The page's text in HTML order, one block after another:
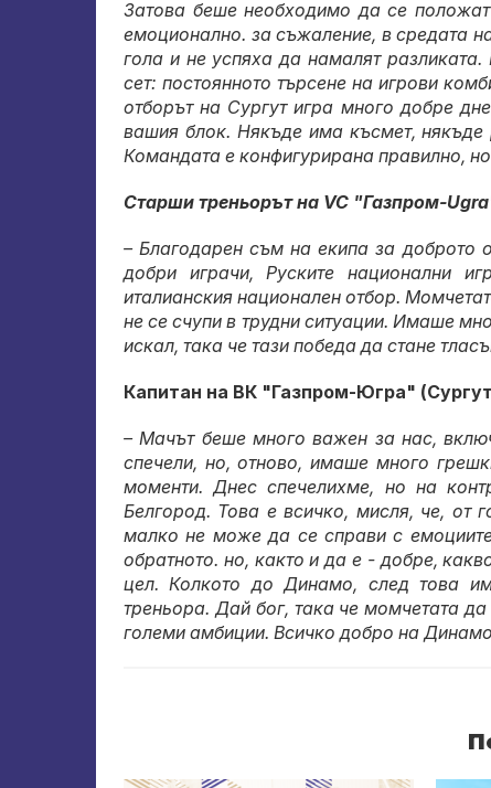
Затова беше необходимо да се
емоционално. за съжаление, в средата
гола и не успяха да намалят
сет: постоянното търсене на игрови
отборът на Сургут игра много добре
вашия блок. Някъде има късмет, някъде
Командата е конфигурирана правилно,
Старши треньорът на VC "Газпром-
– Благодарен съм на екипа за доброто
добри играчи, Руските национални
италианския национален отбор.
не се счупи в трудни ситуации. Имаше
искал, така че тази победа да стане
Капитан на ВК "Газпром-Югра"
– Мачът беше много важен за нас,
спечели, но, отново, имаше много
моменти. Днес спечелихме, но на
Белгород. Това е всичко, мисля, че, от
малко не може да се справи с
обратното. но, както и да е - добре,
цел. Колкото до Динамо, след това
треньора. Дай бог, така че момчетата
големи амбиции. Всичко добро на